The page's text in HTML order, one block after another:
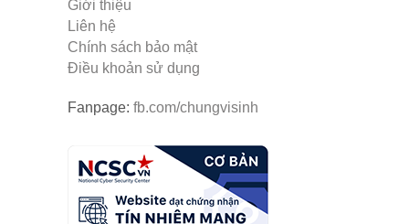
Giới thiệu
Liên hệ
Chính sách bảo mật
Điều khoản sử dụng
Fanpage: fb.com/chungvisinh